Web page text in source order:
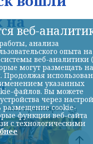
на
НИА-Красноярск
веб-
анализа
опыта на
системы веб-аналитики
могут размещать на
указанных
файлов. Вы можете
через
размещение cookie-
функции веб-сайта
с технологическими